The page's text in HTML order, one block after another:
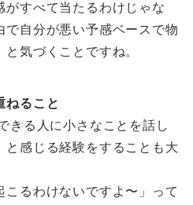
がすべて当たるわけじゃな
で自分が悪い予感ベースで物
気づくことですね。
ねること
きる人に小さなことを話し
と感じる経験をすることも大
こるわけないですよ〜」って